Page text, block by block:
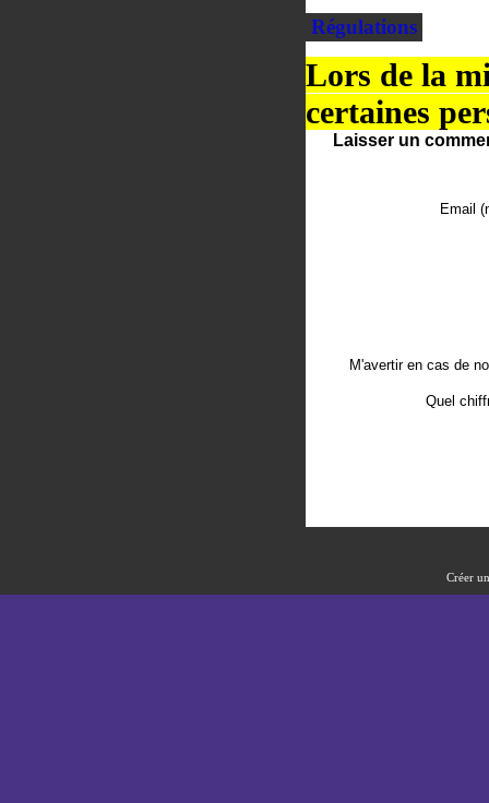
Régulations
Lors de la
certaines
Laisser un
Email
M'avertir en cas de
Quel
Créer